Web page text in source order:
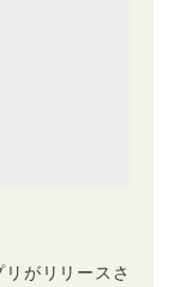
がリリースさ